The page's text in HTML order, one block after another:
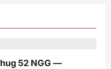
52 NGG —